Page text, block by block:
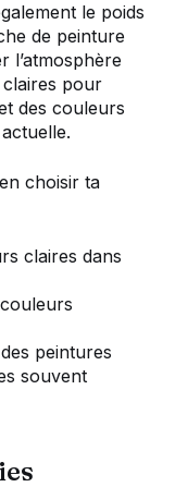
le poids
de peinture
l’atmosphère
claires pour
des couleurs
choisir ta
claires dans
peintures
souvent